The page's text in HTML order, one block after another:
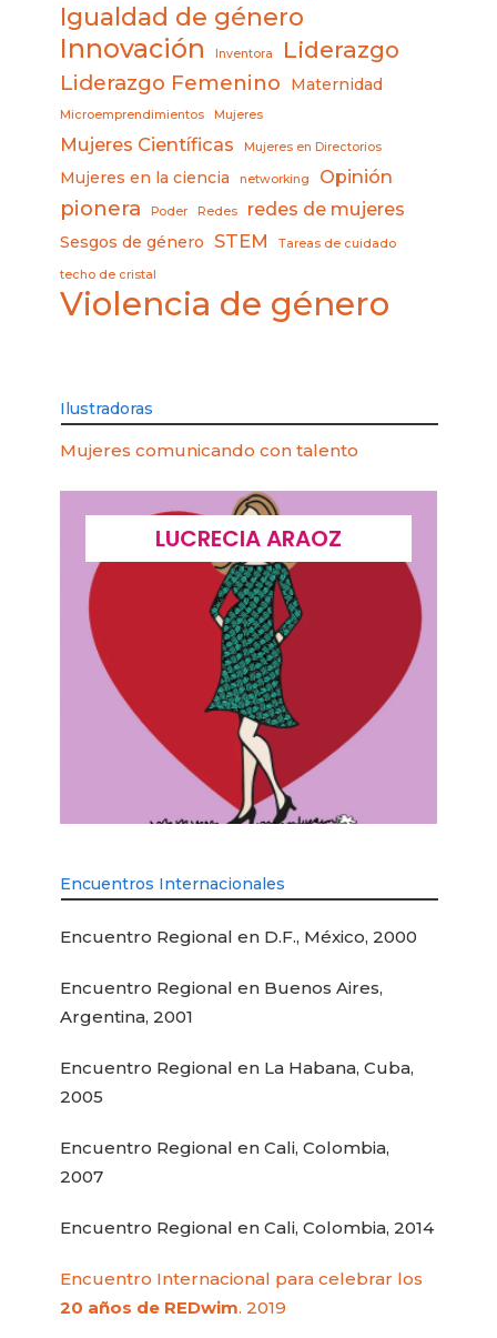
Igualdad de género
Innovación Inventora Liderazgo
Liderazgo Femenino Maternidad
Microemprendimientos Mujeres
Mujeres Científicas Mujeres en Directorios
Mujeres en la ciencia networking Opinión
pionera Poder Redes redes de mujeres
Sesgos de género STEM Tareas de cuidado
techo de cristal
Violencia de género
Ilustradoras
Mujeres comunicando con talento
LUCRECIA ARAOZ
Encuentros Internacionales
Encuentro Regional en D.F., México, 2000
Encuentro Regional en Buenos Aires,
Argentina, 2001
Encuentro Regional en La Habana, Cuba,
2005
Encuentro Regional en Cali, Colombia,
2007
Encuentro Regional en Cali, Colombia, 2014
Encuentro Internacional para celebrar los
20 años de REDwim. 2019